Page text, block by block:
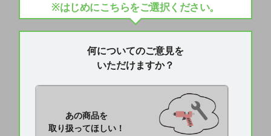
※はじめにこちらをご選択ください。
何についてのご意見を
いただけますか？
あの商品を
取り扱ってほしい！